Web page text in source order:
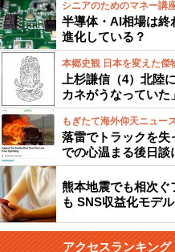
シニアのためのマネー講
半導体・AI相場は終
進化している？
本郷史観 日本を変えた傑
上杉謙信（4）北陸
カネがうなっていた」
もぎたて海外仰天ニュー
落雷でトラックを
での心温まる後日談
熊本地震でも相次ぐ
も SNS収益化モデ
アクセスランキング